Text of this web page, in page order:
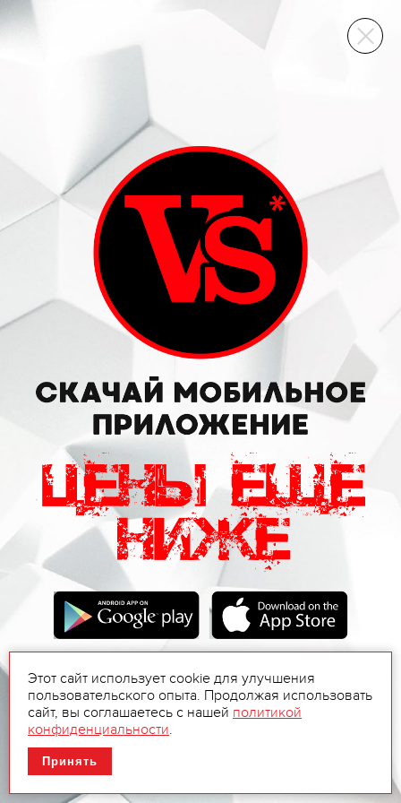
ВИННЫЙ СКЛАД
Этот сайт использует cookie для улучшения
пользовательского опыта. Продолжая использовать
сайт, вы соглашаетесь с нашей политикой
конфиденциальности.
Принять